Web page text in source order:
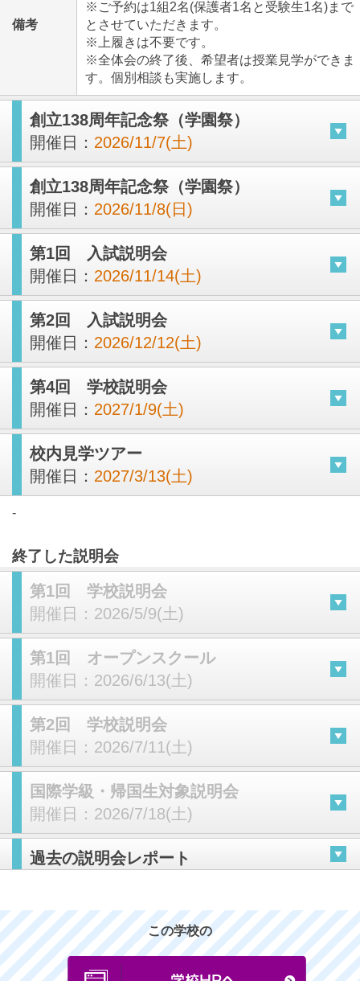
備考
※ご予約は1組2名(保護者1名と受験生1名)まで
とさせていただきます。
※上履きは不要です。
※全体会の終了後、希望者は授業見学ができま
す。個別相談も実施します。
創立138周年記念祭（学園祭）
開催日： 2026/11/7(土)
創立138周年記念祭（学園祭）
開催日： 2026/11/8(日)
第1回 入試説明会
開催日： 2026/11/14(土)
第2回 入試説明会
開催日： 2026/12/12(土)
第4回 学校説明会
開催日： 2027/1/9(土)
校内見学ツアー
開催日： 2027/3/13(土)
-
終了した説明会
第1回 学校説明会
開催日： 2026/5/9(土)
第1回 オープンスクール
開催日： 2026/6/13(土)
第2回 学校説明会
開催日： 2026/7/11(土)
国際学級・帰国生対象説明会
開催日： 2026/7/18(土)
過去の説明会レポート
この学校の